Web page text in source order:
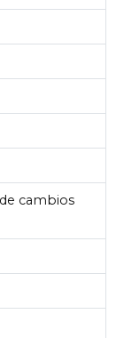
cambios